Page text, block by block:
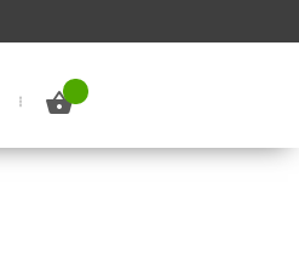
Min indkøbskurv
Search